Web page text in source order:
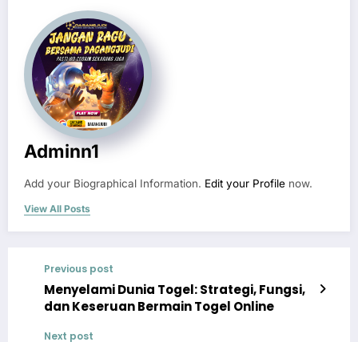
Adminn1
Add your Biographical Information. Edit your Profile now.
View All Posts
Previous post
Menyelami Dunia Togel: Strategi, Fungsi,
dan Keseruan Bermain Togel Online
Next post